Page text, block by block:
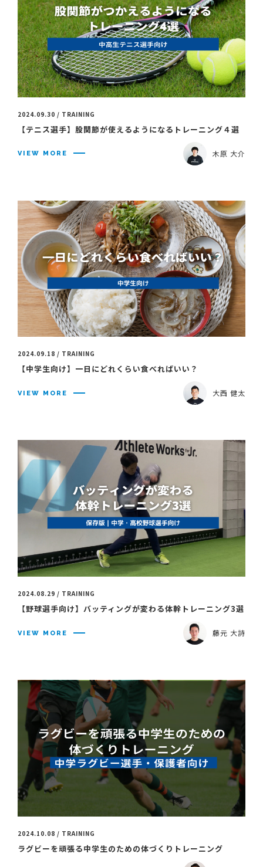
2024.09.30 / TRAINING
【テニス選手】股関節が使えるようになるトレーニング４選
VIEW MORE 木原 大介
2024.09.18 / TRAINING
【中学生向け】一日にどれくらい食べればいい？
VIEW MORE 大西 健太
2024.08.29 / TRAINING
【野球選手向け】バッティングが変わる体幹トレーニング3選
VIEW MORE 藤元 大詩
2024.10.08 / TRAINING
ラグビーを頑張る中学生のための体づくりトレーニング